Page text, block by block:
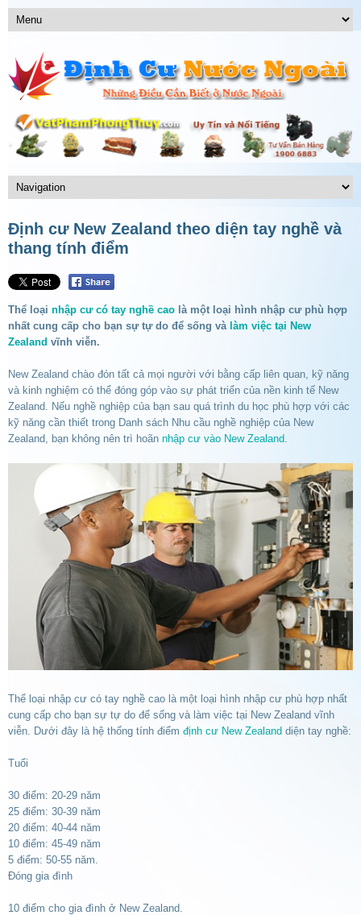
Định cư New Zealand theo diện tay nghề và
thang tính điểm
Thể loại nhập cư có tay nghề cao là một loại hình nhập cư phù hợp
nhất cung cấp cho bạn sự tự do để sống và làm việc tại New
Zealand vĩnh viễn.
New Zealand chào đón tất cả mọi người với bằng cấp liên quan, kỹ năng
và kinh nghiệm có thể đóng góp vào sự phát triển của nền kinh tế New
Zealand. Nếu nghề nghiệp của bạn sau quá trình du học phù hợp với các
kỹ năng cần thiết trong Danh sách Nhu cầu nghề nghiệp của New
Zealand, bạn không nên trì hoãn nhập cư vào New Zealand.
Thể loại nhập cư có tay nghề cao là một loại hình nhập cư phù hợp nhất
cung cấp cho bạn sự tự do để sống và làm việc tại New Zealand vĩnh
viễn. Dưới đây là hệ thống tính điểm định cư New Zealand diện tay nghề:
Tuổi
30 điểm: 20-29 năm
25 điểm: 30-39 năm
20 điểm: 40-44 năm
10 điểm: 45-49 năm
5 điểm: 50-55 năm.
Đóng gia đình
10 điểm cho gia đình ở New Zealand.